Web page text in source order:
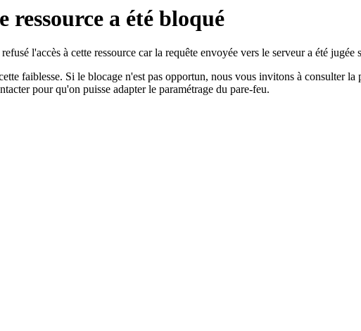
ressource a été bloqué
l'accès à cette ressource car la requête envoyée vers le serveur a été jugée
faiblesse. Si le blocage n'est pas opportun, nous vous invitons à consulter la
pour qu'on puisse adapter le paramétrage du pare-feu.